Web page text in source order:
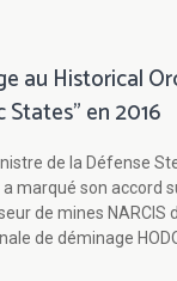
au Historical
en 2016
de la Défense
marqué son accord
de mines NARCIS
de déminage